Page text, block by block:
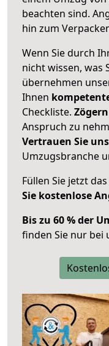
beachten sind.
hin zum
Wenn Sie durch
nicht wissen, was
übernehmen
Ihnen
Checkliste.
Anspruch zu
Vertrauen Sie
Umzugsbranche
Füllen Sie jetzt
Sie kostenlose
Bis zu 60 % der
finden Sie nur bei